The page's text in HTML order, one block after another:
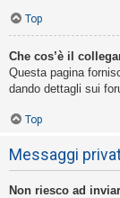
Top
Che cos’è il
Questa pagina
dando dettagli sui
Top
Messaggi
Non riesco ad